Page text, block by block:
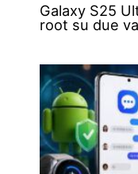
Galaxy S25
root su due